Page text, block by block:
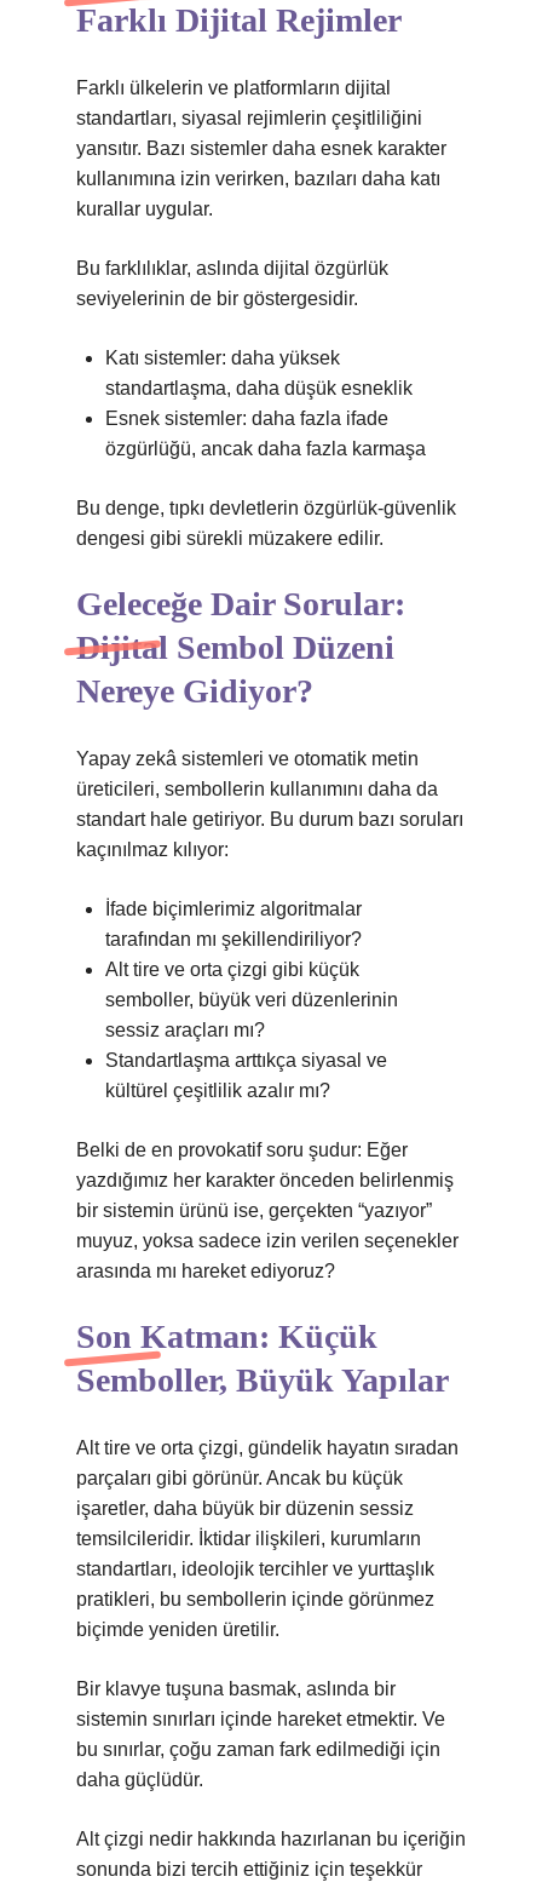
Farklı Dijital Rejimler
Farklı ülkelerin ve platformların dijital
standartları, siyasal rejimlerin çeşitliliğini
yansıtır. Bazı sistemler daha esnek karakter
kullanımına izin verirken, bazıları daha katı
kurallar uygular.
Bu farklılıklar, aslında dijital özgürlük
seviyelerinin de bir göstergesidir.
Katı sistemler: daha yüksek
standartlaşma, daha düşük esneklik
Esnek sistemler: daha fazla ifade
özgürlüğü, ancak daha fazla karmaşa
Bu denge, tıpkı devletlerin özgürlük-güvenlik
dengesi gibi sürekli müzakere edilir.
Geleceğe Dair Sorular:
Dijital Sembol Düzeni
Nereye Gidiyor?
Yapay zekâ sistemleri ve otomatik metin
üreticileri, sembollerin kullanımını daha da
standart hale getiriyor. Bu durum bazı soruları
kaçınılmaz kılıyor:
İfade biçimlerimiz algoritmalar
tarafından mı şekillendiriliyor?
Alt tire ve orta çizgi gibi küçük
semboller, büyük veri düzenlerinin
sessiz araçları mı?
Standartlaşma arttıkça siyasal ve
kültürel çeşitlilik azalır mı?
Belki de en provokatif soru şudur: Eğer
yazdığımız her karakter önceden belirlenmiş
bir sistemin ürünü ise, gerçekten “yazıyor”
muyuz, yoksa sadece izin verilen seçenekler
arasında mı hareket ediyoruz?
Son Katman: Küçük
Semboller, Büyük Yapılar
Alt tire ve orta çizgi, gündelik hayatın sıradan
parçaları gibi görünür. Ancak bu küçük
işaretler, daha büyük bir düzenin sessiz
temsilcileridir. İktidar ilişkileri, kurumların
standartları, ideolojik tercihler ve yurttaşlık
pratikleri, bu sembollerin içinde görünmez
biçimde yeniden üretilir.
Bir klavye tuşuna basmak, aslında bir
sistemin sınırları içinde hareket etmektir. Ve
bu sınırlar, çoğu zaman fark edilmediği için
daha güçlüdür.
Alt çizgi nedir hakkında hazırlanan bu içeriğin
sonunda bizi tercih ettiğiniz için teşekkür